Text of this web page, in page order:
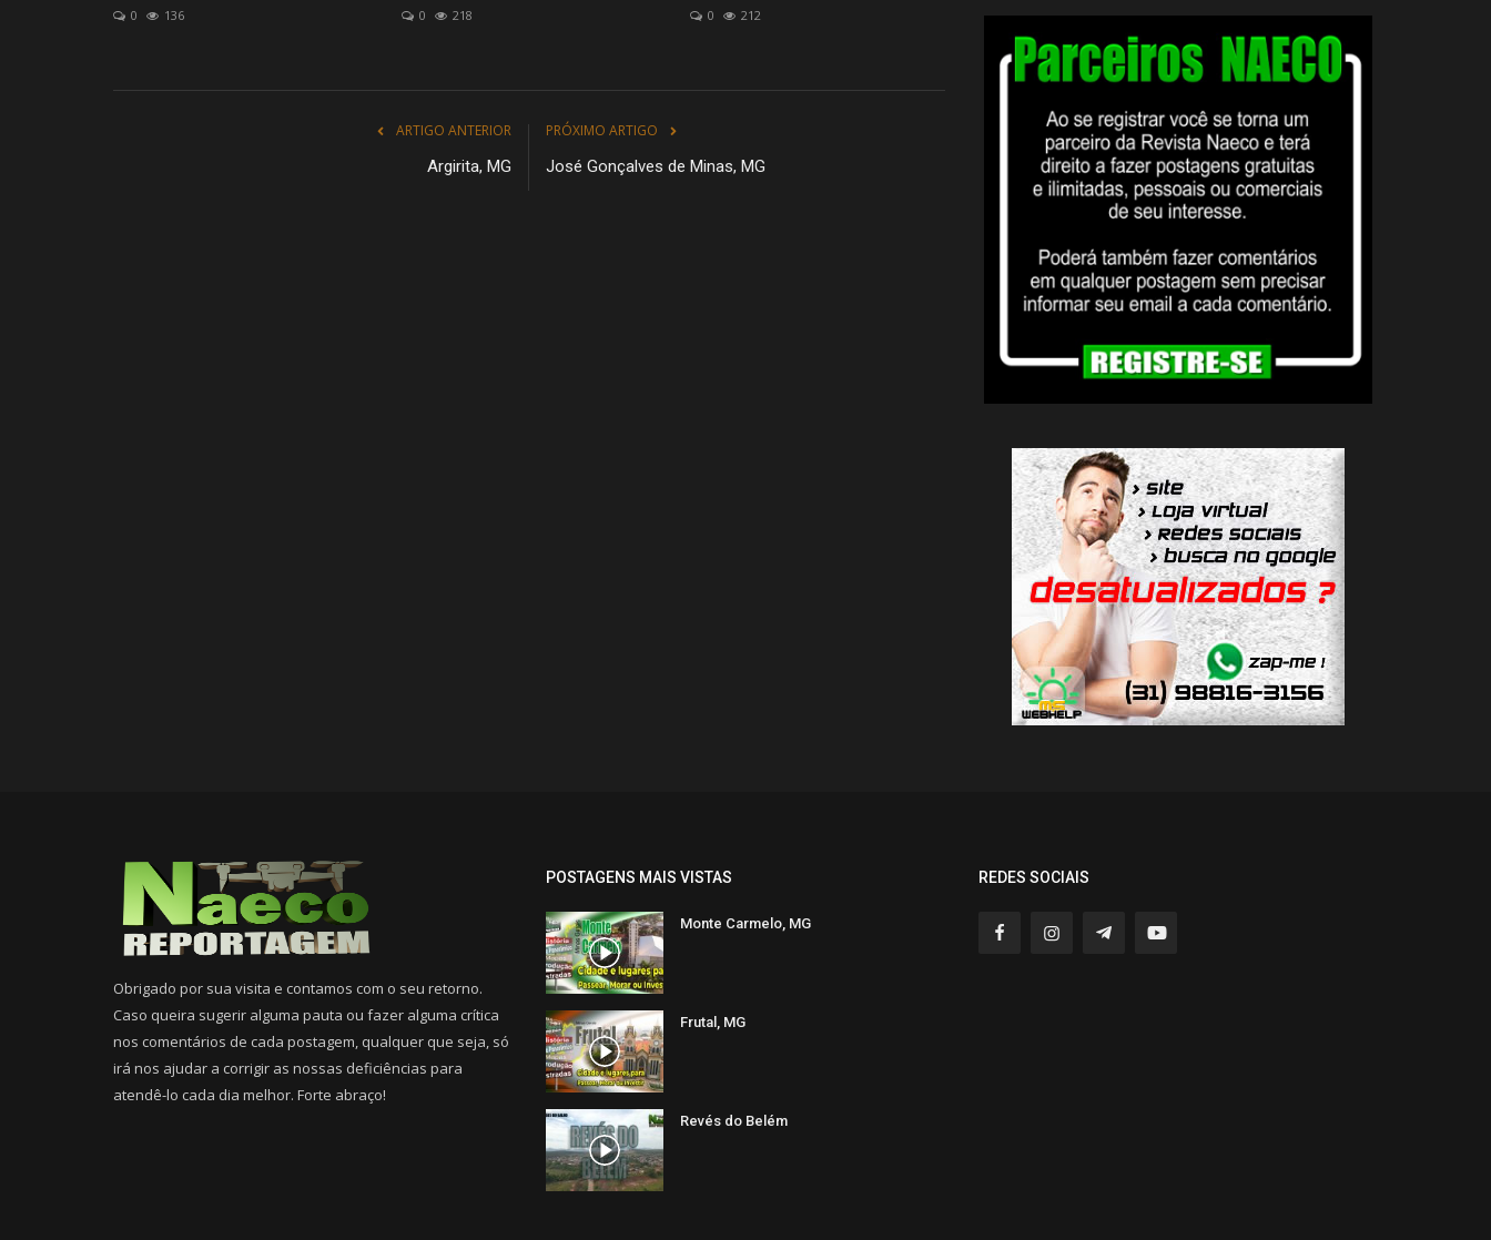
0
136
0
218
0
212
ARTIGO ANTERIOR
Argirita, MG
PRÓXIMO ARTIGO
José Gonçalves de Minas, MG
Obrigado por sua visita e contamos com o seu retorno.
Caso queira sugerir alguma pauta ou fazer alguma crítica
nos comentários de cada postagem, qualquer que seja, só
irá nos ajudar a corrigir as nossas deficiências para
atendê-lo cada dia melhor. Forte abraço!
POSTAGENS MAIS VISTAS
Monte Carmelo, MG
Frutal, MG
Revés do Belém
REDES SOCIAIS